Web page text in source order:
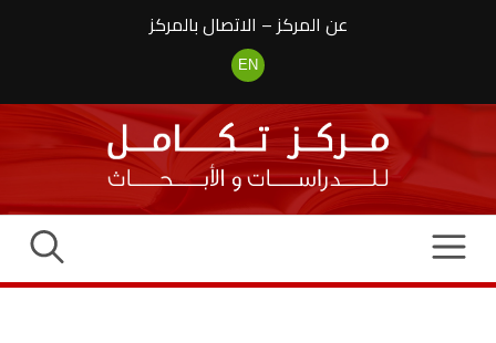
عن المركز– الاتصال بالمركز
EN